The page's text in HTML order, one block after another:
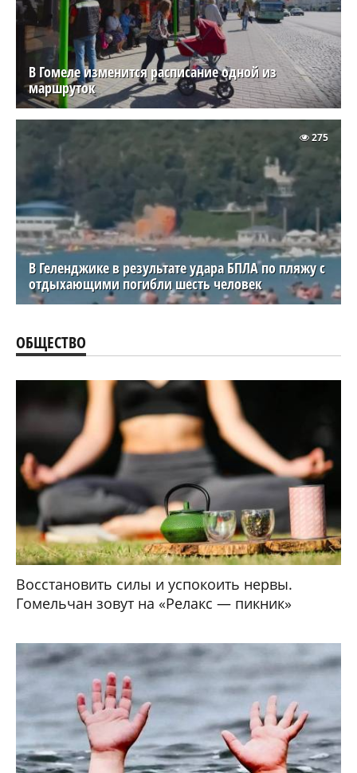
В Гомеле изменится расписание одной из
маршруток
В Геленджике в результате удара БПЛА по пляжу с
отдыхающими погибли шесть человек
275
ОБЩЕСТВО
Восстановить силы и успокоить нервы.
Гомельчан зовут на «Релакс — пикник»